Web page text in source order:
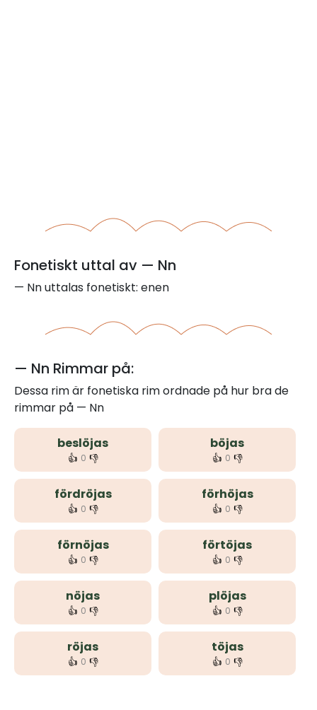
Fonetiskt uttal av — Nn
— Nn uttalas fonetiskt: enen
— Nn Rimmar på:
Dessa rim är fonetiska rim ordnade på hur bra de
rimmar på — Nn
beslöjas
👍 0 👎
böjas
👍 0 👎
fördröjas
👍 0 👎
förhöjas
👍 0 👎
förnöjas
👍 0 👎
förtöjas
👍 0 👎
nöjas
👍 0 👎
plöjas
👍 0 👎
röjas
👍 0 👎
töjas
👍 0 👎